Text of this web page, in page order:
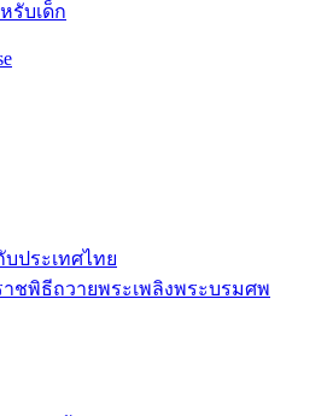
รับเด็ก
ประเทศไทย
ชพิธีถวายพระเพลิงพระบรมศพ